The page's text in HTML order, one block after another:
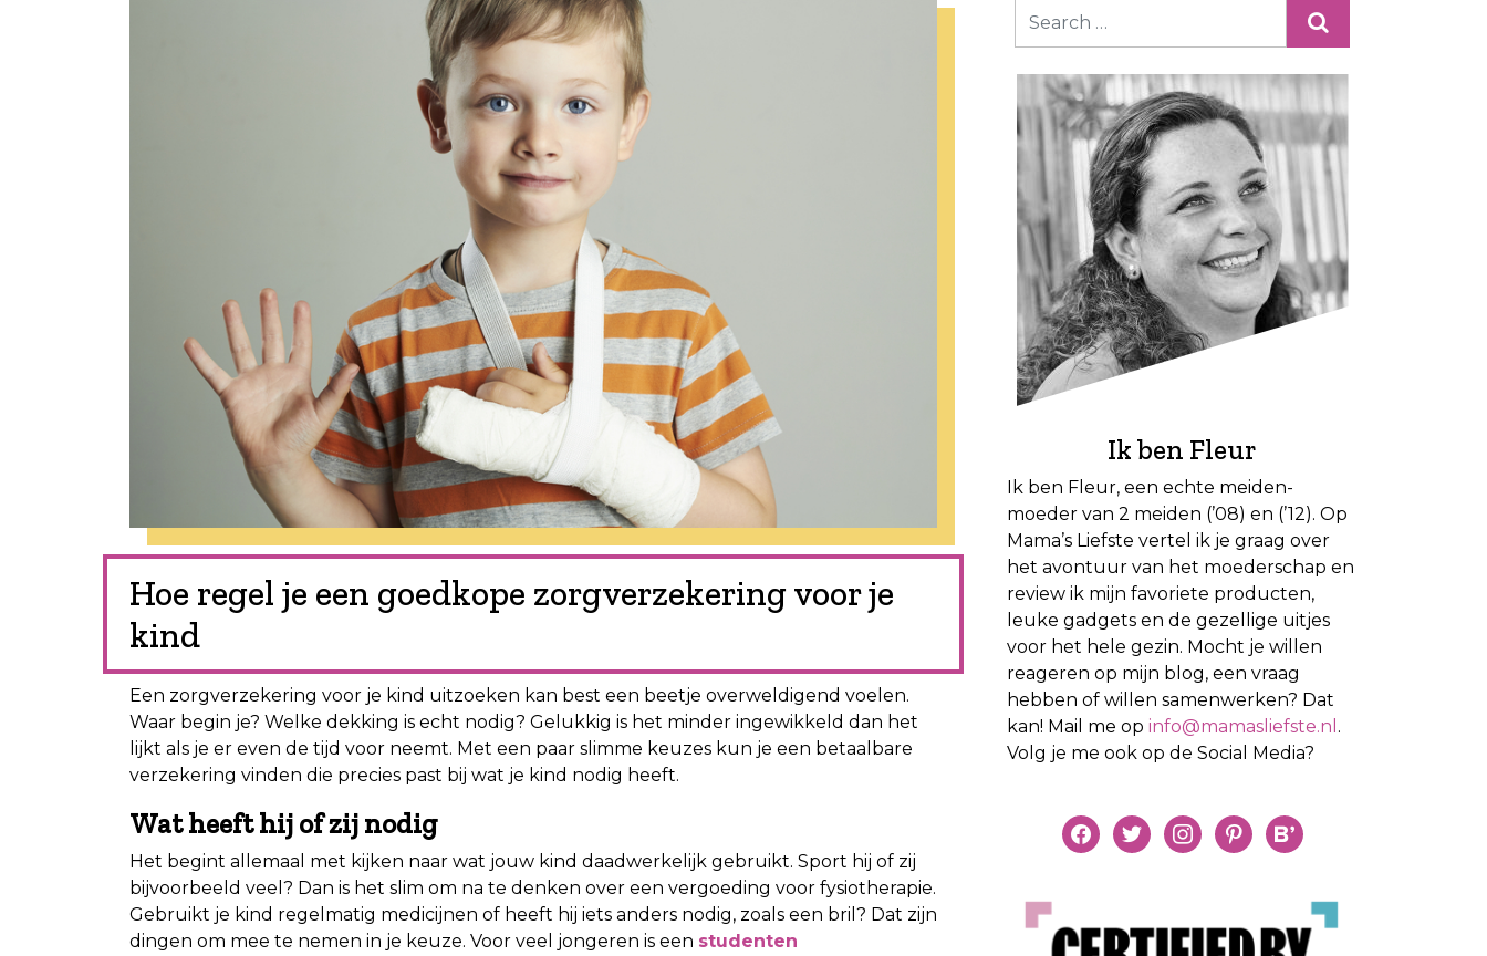
Hoe regel je een goedkope zorgverzekering voor je
kind
Een zorgverzekering voor je kind uitzoeken kan best een beetje overweldigend voelen.
Waar begin je? Welke dekking is echt nodig? Gelukkig is het minder ingewikkeld dan het
lijkt als je er even de tijd voor neemt. Met een paar slimme keuzes kun je een betaalbare
verzekering vinden die precies past bij wat je kind nodig heeft.
Wat heeft hij of zij nodig
Het begint allemaal met kijken naar wat jouw kind daadwerkelijk gebruikt. Sport hij of zij
bijvoorbeeld veel? Dan is het slim om na te denken over een vergoeding voor fysiotherapie.
Gebruikt je kind regelmatig medicijnen of heeft hij iets anders nodig, zoals een bril? Dat zijn
dingen om mee te nemen in je keuze. Voor veel jongeren is een studenten
Ik ben Fleur
Ik ben Fleur, een echte meiden-
moeder van 2 meiden (’08) en (’12). Op
Mama’s Liefste vertel ik je graag over
het avontuur van het moederschap en
review ik mijn favoriete producten,
leuke gadgets en de gezellige uitjes
voor het hele gezin. Mocht je willen
reageren op mijn blog, een vraag
hebben of willen samenwerken? Dat
kan! Mail me op info@mamasliefste.nl .
Volg je me ook op de Social Media?
facebooktwitterinstagrampinterestbloglovin